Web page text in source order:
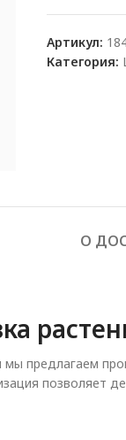
Артикул:
Категория:
О
предлагаем
позволяет